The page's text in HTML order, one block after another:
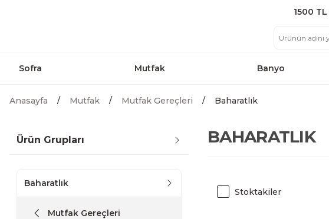
1500
Sofra Mutfak Banyo
Anasayfa Mutfak Mutfak Gereçleri Baharatlık
Ürün Grupları
Baharatlık
Mutfak Gereçleri
BAHARATLIK
Stoktakiler